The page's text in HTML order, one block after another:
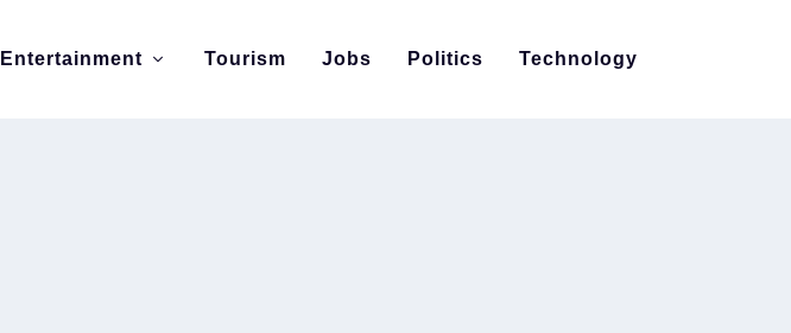
Entertainment Tourism Jobs Politics Technology